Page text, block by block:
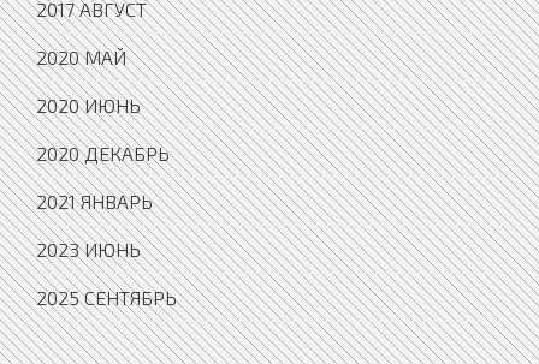
2017 АВГУСТ
2020 МАЙ
2020 ИЮНЬ
2020 ДЕКАБРЬ
2021 ЯНВАРЬ
2023 ИЮНЬ
2025 СЕНТЯБРЬ